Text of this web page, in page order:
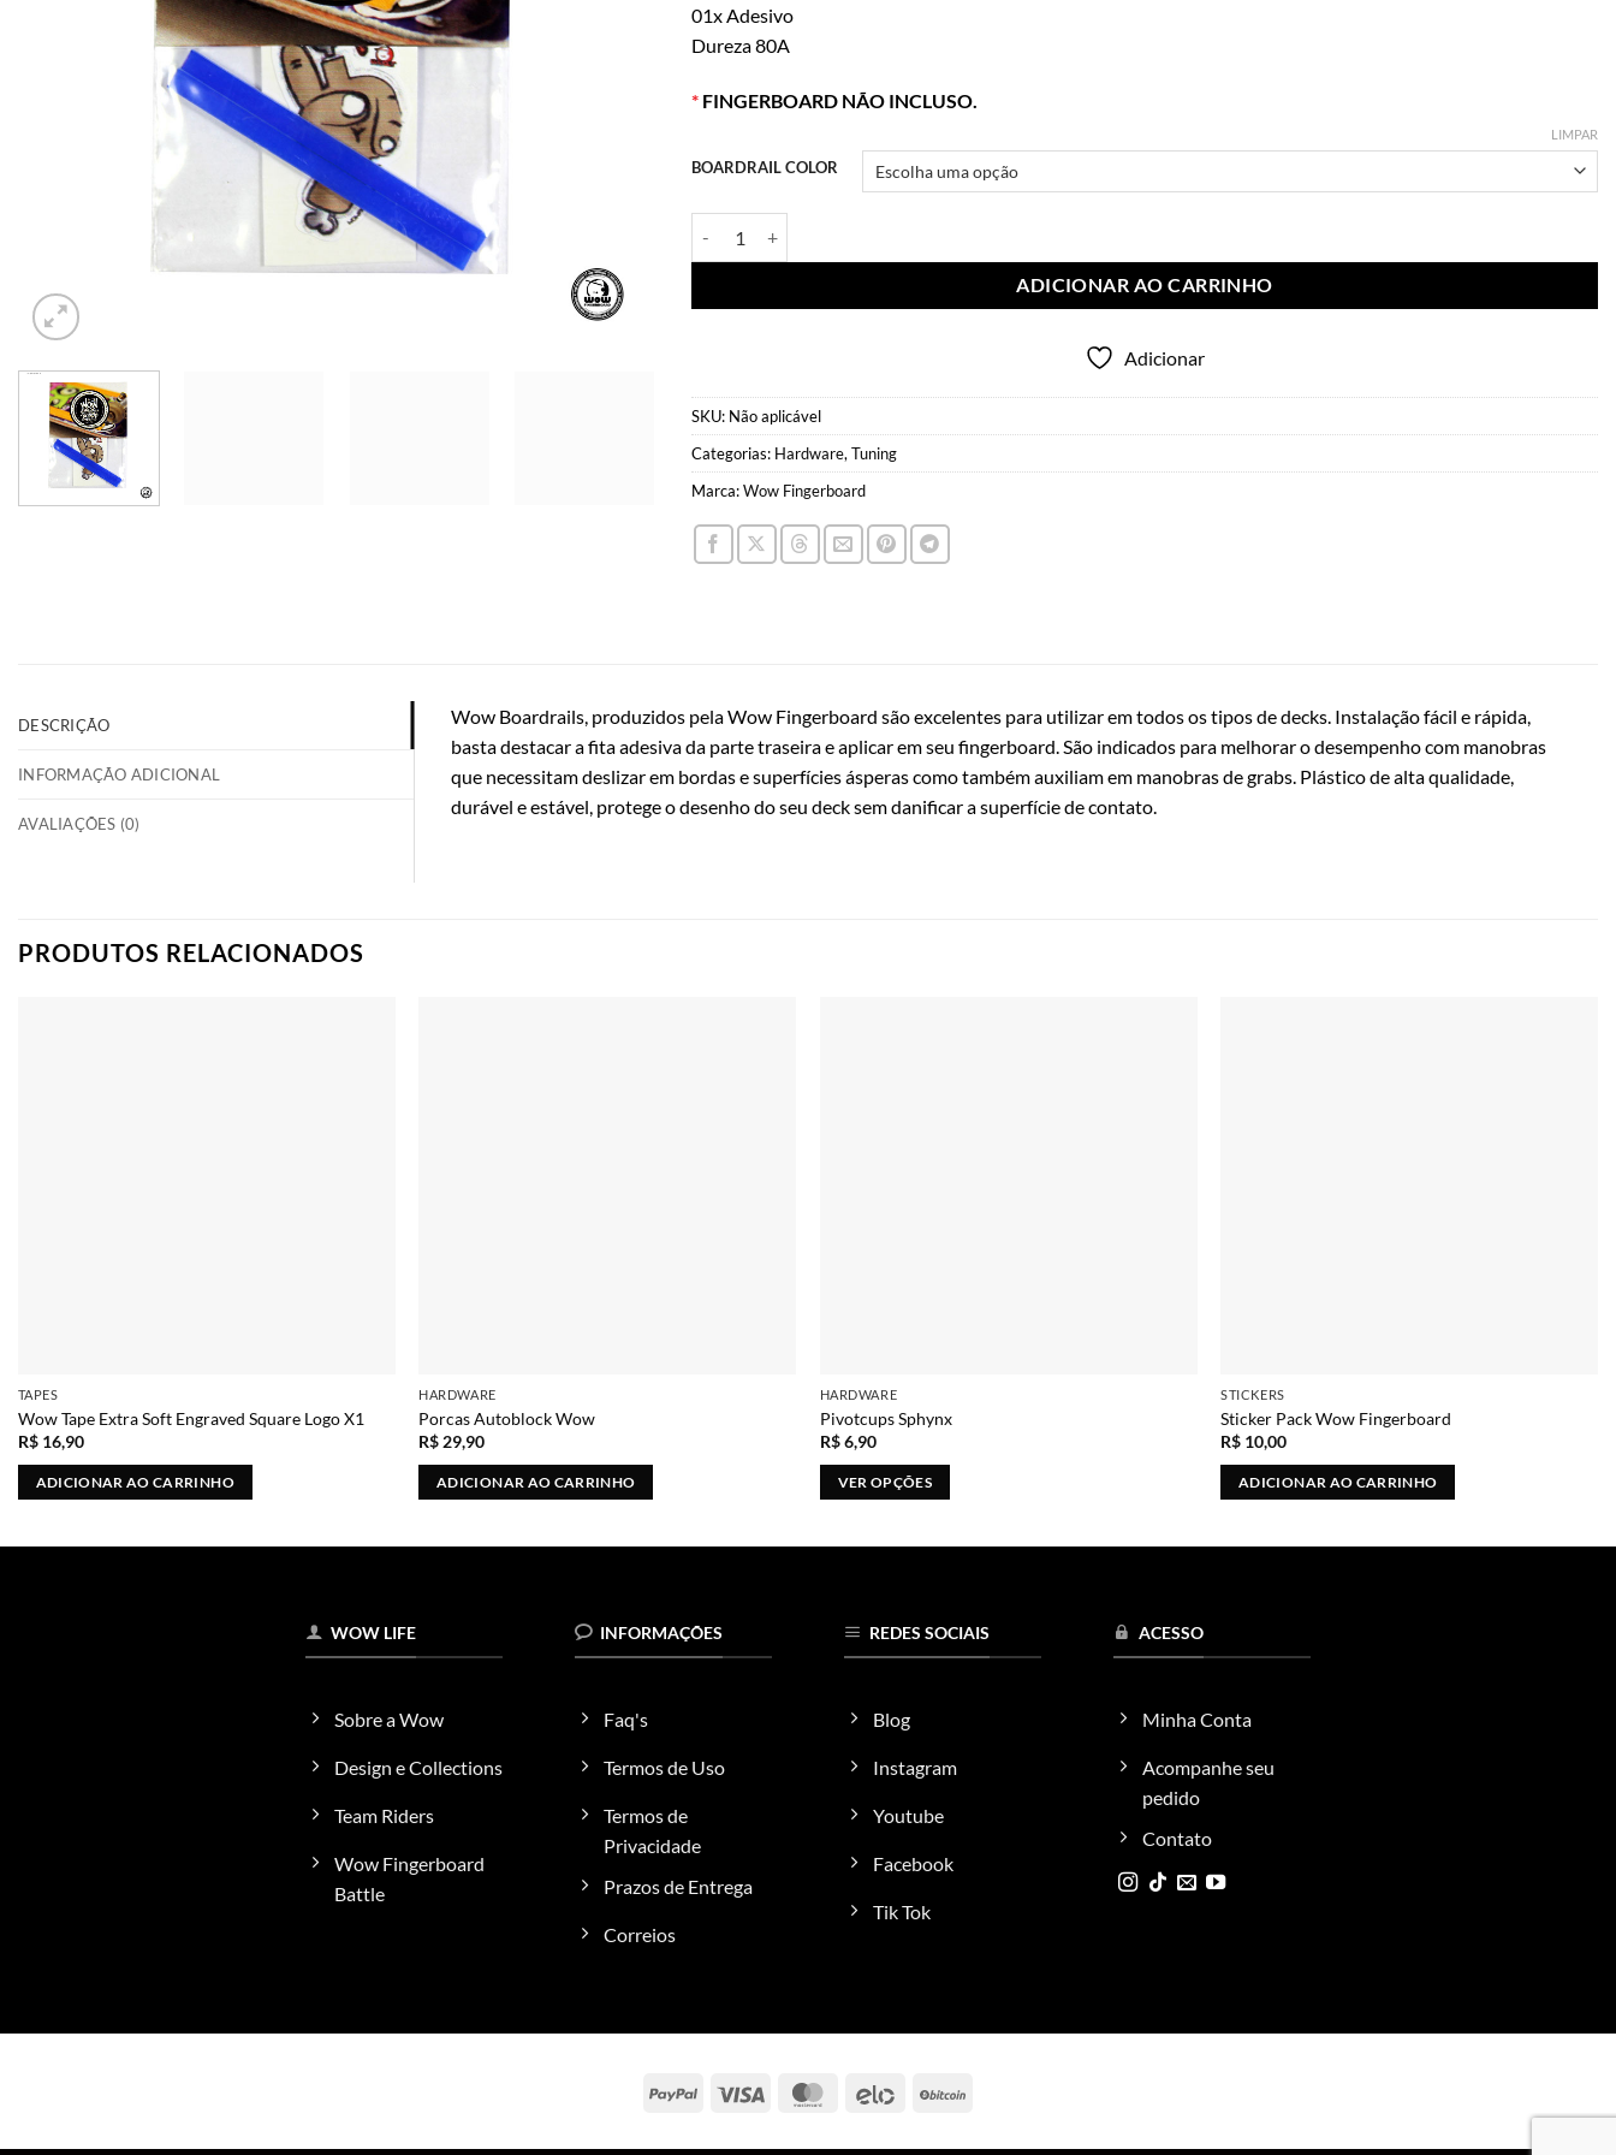
01x Adesivo
Dureza 80A
* FINGERBOARD NÃO INCLUSO.
BOARDRAIL COLOR
LIMPAR
ADICIONAR AO CARRINHO
Adicionar
SKU: Não aplicável
Categorias: Hardware,Tuning
Marca:Wow Fingerboard
DESCRIÇÃO
INFORMAÇÃO ADICIONAL
AVALIAÇÕES (0)
Wow Boardrails, produzidos pela Wow Fingerboard são excelentes para utilizar em todos os tipos de decks. Instalação fácil e rápida,
basta destacar a fita adesiva da parte traseira e aplicar em seu fingerboard. São indicados para melhorar o desempenho com manobras
que necessitam deslizar em bordas e superfícies ásperas como também auxiliam em manobras de grabs. Plástico de alta qualidade,
durável e estável, protege o desenho do seu deck sem danificar a superfície de contato.
PRODUTOS RELACIONADOS
TAPES
Wow Tape Extra Soft Engraved Square Logo X1
R$16,90
ADICIONAR AO CARRINHO
HARDWARE
Porcas Autoblock Wow
R$ 29,90
ADICIONAR AO CARRINHO
HARDWARE
Pivotcups Sphynx
R$6,90
VER OPÇÕES
variantes.
escolhidas
página
produto
STICKERS
Sticker Pack Wow Fingerboard
R$ 10,00
ADICIONAR AO CARRINHO
WOW LIFE
Sobre a Wow
Design e Collections
Team Riders
Wow Fingerboard
Battle
INFORMAÇÕES
Faq's
Termos de Uso
Termos de
Privacidade
Prazos de Entrega
Correios
REDES SOCIAIS
Blog
Instagram
Youtube
Facebook
Tik Tok
ACESSO
Minha Conta
Acompanhe seu
pedido
Contato
PayPal Visa MasterCard
Elo